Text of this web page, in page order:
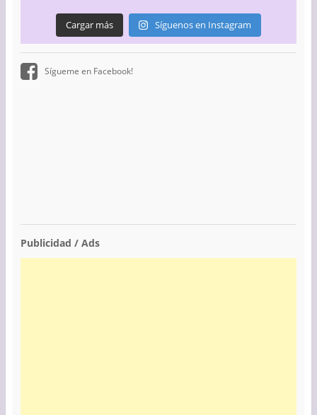
Cargar más Síguenos en Instagram
Sígueme en Facebook!
Publicidad / Ads